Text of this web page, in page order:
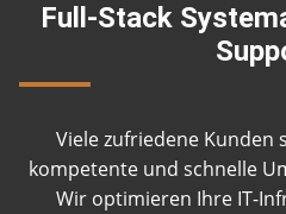
Full-Stack
Viele zufriedene Kunden
kompetente und schnelle
Wir optimieren Ihre IT-